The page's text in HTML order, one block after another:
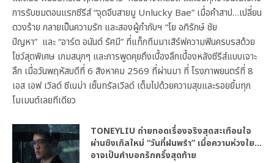
การรับชมตอนแรกซีรีส์ “จุดจีบสายมู Unlucky Bae” เมื่อคำสาป…เปลี่ยน
ดวงร้าย กลายเป็นความรัก และสองผู้กำกับฯ “โย อภิรักษ์ ชัย
ปัญหา” และ “อาร์ต อนันต์ รัศมี” ที่แท็กทีมมาเสิร์ฟความฟินครบรสด้วย
โชว์สุดพิเศษ เกมสนุกๆ และการพูดคุยถึงเบื้องลึกเบื้องหลังซีรีส์แบบเจาะ
ลึก เมื่อวันพฤหัสบดีที่ 6 สิงหาคม 2569 ที่ผ่านมา ที่ โรงภาพยนตร์ที่ 8
เอส เอฟ เวิลด์ ซีเนม่า เซ็นทรัลเวิลด์ เต็มไปด้วยความสุขและรอยยิ้มทุก
โมเมนต์เลยทีเดียว
TONEYLIU ถ่ายทอดเรื่องจริงสุดสะเทือนใจ
ผ่านซิงเกิลใหม่ “วันที่ฝนพรำ” เมื่อความห่วงใย…
อาจเป็นคำบอกรักครั้งสุดท้าย